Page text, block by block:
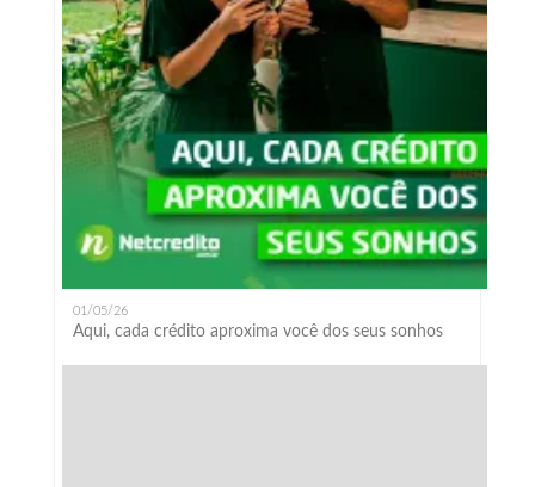
01/05/26
Aqui, cada crédito aproxima você dos seus sonhos